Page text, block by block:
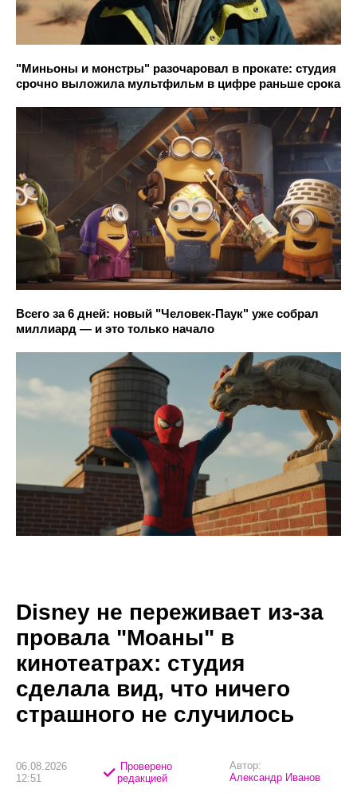
"Миньоны и монстры" разочаровал в прокате: студия
срочно выложила мультфильм в цифре раньше срока
Всего за 6 дней: новый "Человек-Паук" уже собрал
миллиард — и это только начало
Disney не переживает из-за
провала "Моаны" в
кинотеатрах: студия
сделала вид, что ничего
страшного не случилось
06.08.2026
12:51
Проверено
редакцией
Автор:
Александр Иванов